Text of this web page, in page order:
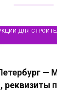
ДЛЯ
—
реквизиты